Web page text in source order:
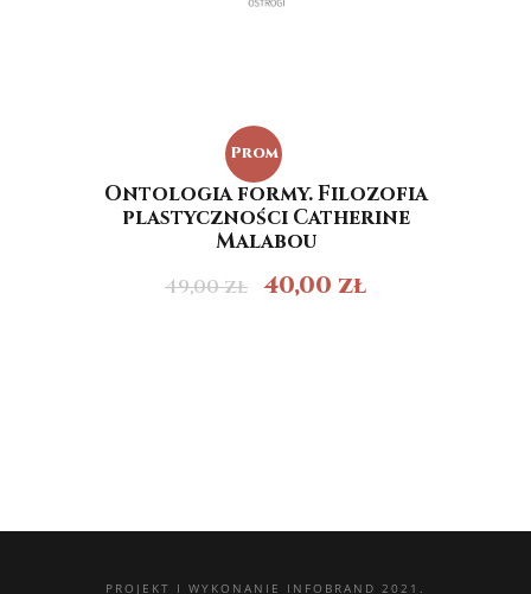
Prom
ocja!
Ontologia formy. Filozofia
plastyczności Catherine
Malabou
49,00zł 40,00 zł
PROJEKT I WYKONANIE INFOBRAND 2021.